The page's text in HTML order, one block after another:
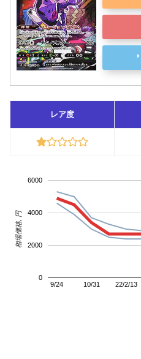
レア度
9/24 10/31 22/2/13
0
2000
4000
6000
相場価格, 円